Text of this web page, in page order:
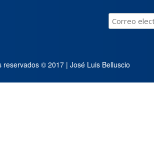
reservados © 2017 | José Luis Belluscio